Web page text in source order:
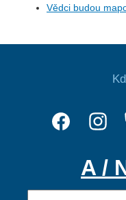
Vědci budou
A /